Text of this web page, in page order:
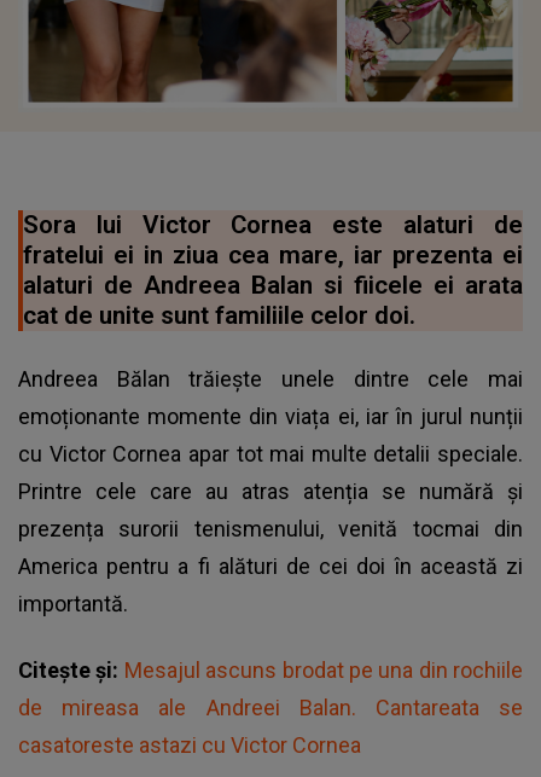
Sora lui Victor Cornea este alaturi de
fratelui ei in ziua cea mare, iar prezenta ei
alaturi de Andreea Balan si fiicele ei arata
cat de unite sunt familiile celor doi.
Andreea Bălan trăiește unele dintre cele mai
emoționante momente din viața ei, iar în jurul nunții
cu Victor Cornea apar tot mai multe detalii speciale.
Printre cele care au atras atenția se numără și
prezența surorii tenismenului, venită tocmai din
America pentru a fi alături de cei doi în această zi
importantă.
Citește și: Mesajul ascuns brodat pe una din rochiile
de mireasa ale Andreei Balan. Cantareata se
casatoreste astazi cu Victor Cornea